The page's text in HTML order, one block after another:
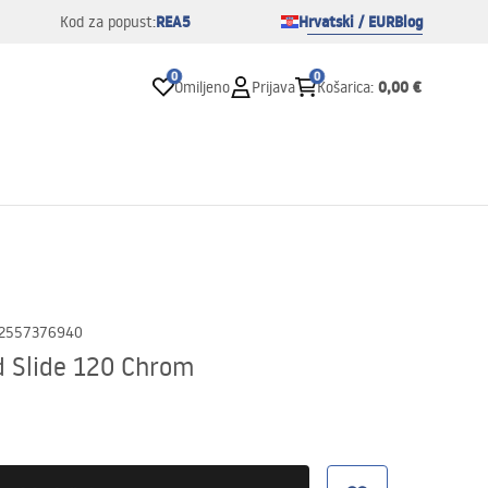
Kod za popust:REA5 Hrvatski / EURBlog
0
Omiljeno Prijava
0
Košarica: 0,00 €
Slide 120 Chrom